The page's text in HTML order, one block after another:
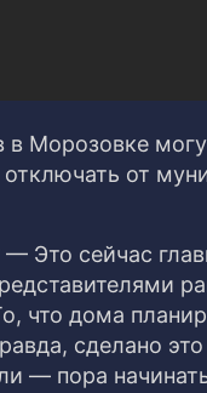
в Морозовке
от
— Это сейчас
что дома
сделано
— пора